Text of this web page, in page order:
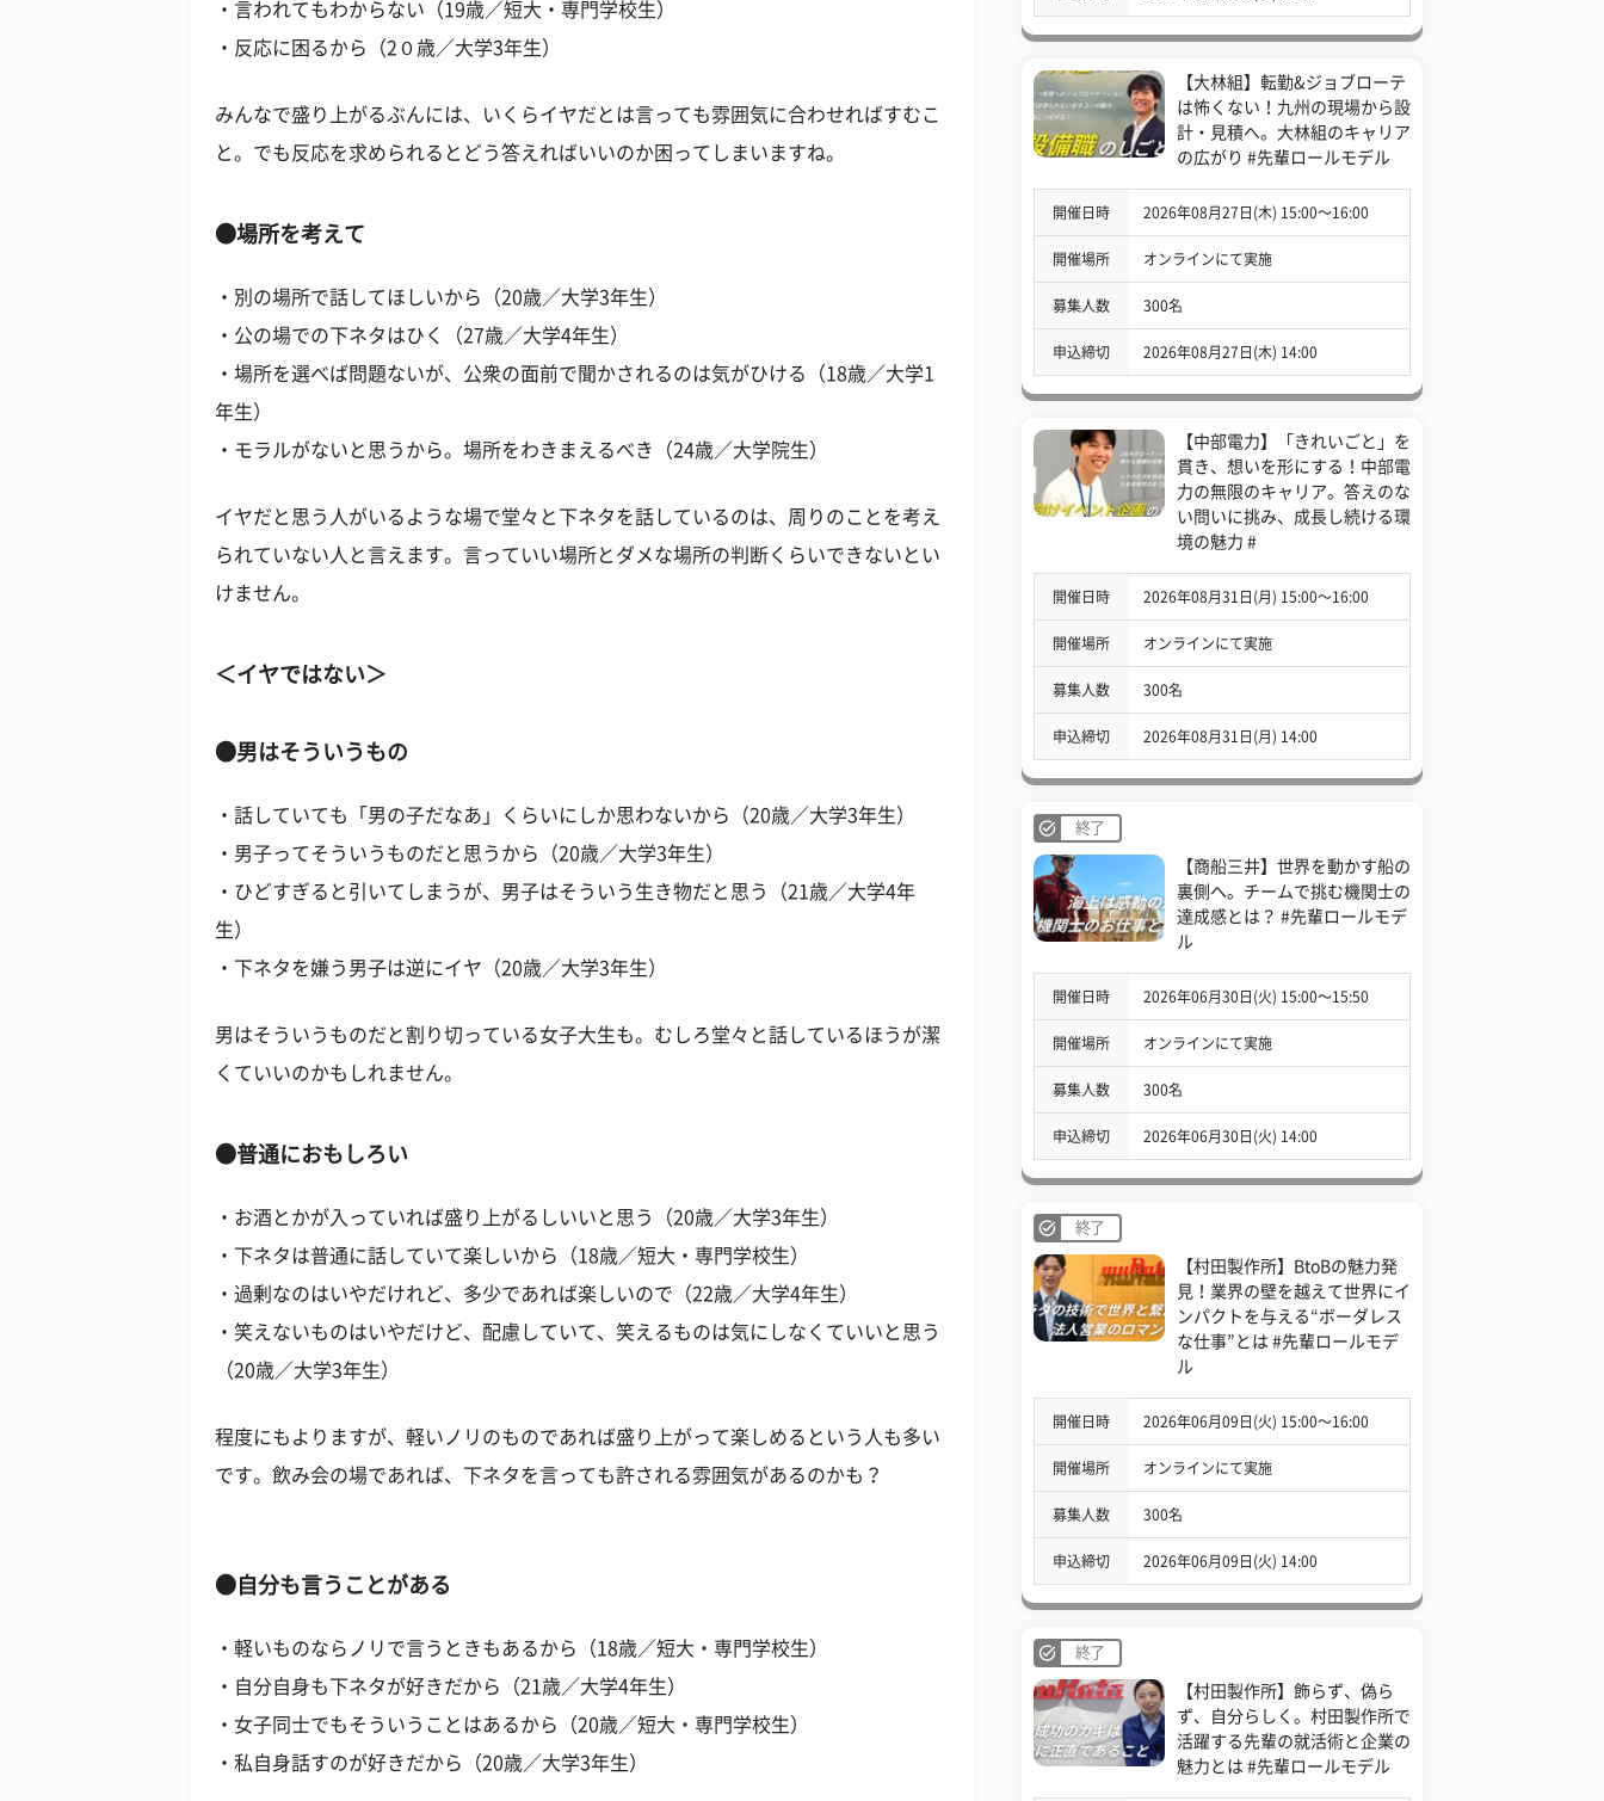
・言われてもわからない（19歳／短大・専門学校生）
・反応に困るから（2０歳／大学3年生）
みんなで盛り上がるぶんには、いくらイヤだとは言っても雰囲気に合わせればすむこ
と。でも反応を求められるとどう答えればいいのか困ってしまいますね。
●場所を考えて
・別の場所で話してほしいから（20歳／大学3年生）
・公の場での下ネタはひく（27歳／大学4年生）
・場所を選べば問題ないが、公衆の面前で聞かされるのは気がひける（18歳／大学1
年生）
・モラルがないと思うから。場所をわきまえるべき（24歳／大学院生）
イヤだと思う人がいるような場で堂々と下ネタを話しているのは、周りのことを考え
られていない人と言えます。言っていい場所とダメな場所の判断くらいできないとい
けません。
＜イヤではない＞
●男はそういうもの
・話していても「男の子だなあ」くらいにしか思わないから（20歳／大学3年生）
・男子ってそういうものだと思うから（20歳／大学3年生）
・ひどすぎると引いてしまうが、男子はそういう生き物だと思う（21歳／大学4年
生）
・下ネタを嫌う男子は逆にイヤ（20歳／大学3年生）
男はそういうものだと割り切っている女子大生も。むしろ堂々と話しているほうが潔
くていいのかもしれません。
●普通におもしろい
・お酒とかが入っていれば盛り上がるしいいと思う（20歳／大学3年生）
・下ネタは普通に話していて楽しいから（18歳／短大・専門学校生）
・過剰なのはいやだけれど、多少であれば楽しいので（22歳／大学4年生）
・笑えないものはいやだけど、配慮していて、笑えるものは気にしなくていいと思う
（20歳／大学3年生）
程度にもよりますが、軽いノリのものであれば盛り上がって楽しめるという人も多い
です。飲み会の場であれば、下ネタを言っても許される雰囲気があるのかも？
●自分も言うことがある
・軽いものならノリで言うときもあるから（18歳／短大・専門学校生）
・自分自身も下ネタが好きだから（21歳／大学4年生）
・女子同士でもそういうことはあるから（20歳／短大・専門学校生）
・私自身話すのが好きだから（20歳／大学3年生）
【大林組】転勤&ジョブローテ
は怖くない！九州の現場から設
計・見積へ。大林組のキャリア
の広がり #先輩ロールモデル
開催日時 2026年08月27日(木) 15:00〜16:00
開催場所 オンラインにて実施
募集人数 300名
申込締切 2026年08月27日(木) 14:00
【中部電力】「きれいごと」を
貫き、想いを形にする！中部電
力の無限のキャリア。答えのな
い問いに挑み、成長し続ける環
境の魅力 #
開催日時 2026年08月31日(月) 15:00〜16:00
開催場所 オンラインにて実施
募集人数 300名
申込締切 2026年08月31日(月) 14:00
終了
【商船三井】世界を動かす船の
裏側へ。チームで挑む機関士の
達成感とは？ #先輩ロールモデ
ル
開催日時 2026年06月30日(火) 15:00〜15:50
開催場所 オンラインにて実施
募集人数 300名
申込締切 2026年06月30日(火) 14:00
終了
【村田製作所】BtoBの魅力発
見！業界の壁を越えて世界にイ
ンパクトを与える“ボーダレス
な仕事”とは #先輩ロールモデ
ル
開催日時 2026年06月09日(火) 15:00〜16:00
開催場所 オンラインにて実施
募集人数 300名
申込締切 2026年06月09日(火) 14:00
終了
【村田製作所】飾らず、偽ら
ず、自分らしく。村田製作所で
活躍する先輩の就活術と企業の
魅力とは #先輩ロールモデル